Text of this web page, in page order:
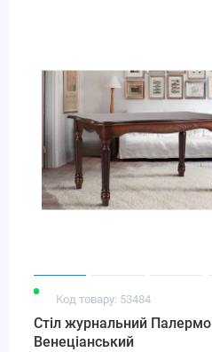
Код товару: 53484
Стіл журнальний Палермо
Венеціанський